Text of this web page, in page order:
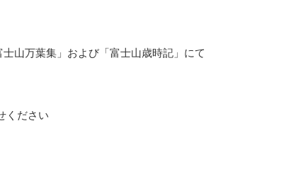
士山万葉集」および「富士山歳時記」にて
ください